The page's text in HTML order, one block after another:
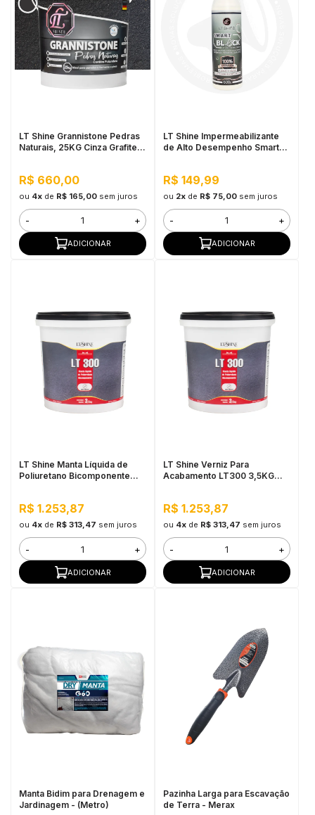
LT Shine Grannistone Pedras
Naturais, 25KG Cinza Grafite -
R$ 660,00
ou 4xde R$ 165,00 sem juros
- +
ADICIONAR
LT Shine Impermeabilizante
de Alto Desempenho Smart
R$ 149,99
ou 2xde R$ 75,00 sem juros
- +
ADICIONAR
LT Shine Manta Líquida de
Poliuretano Bicomponente
R$ 1.253,87
ou 4xde R$ 313,47 sem juros
- +
ADICIONAR
LT Shine Verniz Para
Acabamento LT300 3,5KG
R$ 1.253,87
ou 4xde R$ 313,47 sem juros
- +
ADICIONAR
Manta Bidim para Drenagem e
Jardinagem - (Metro)
Pazinha Larga para Escavação
de Terra - Merax